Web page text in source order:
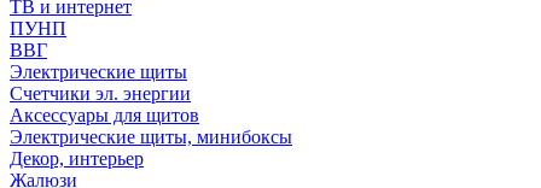
ТВ и интернет
ПУНП
ВВГ
Электрические щиты
Счетчики эл. энергии
Аксессуары для щитов
Электрические щиты, минибоксы
Декор, интерьер
Жалюзи